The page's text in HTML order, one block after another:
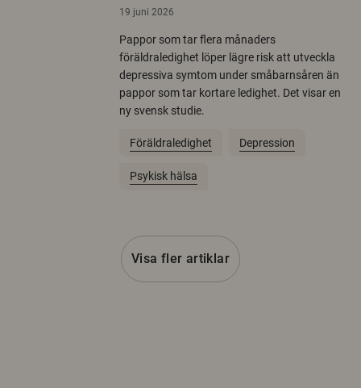
19 juni 2026
Pappor som tar flera månaders
föräldraledighet löper lägre risk att utveckla
depressiva symtom under småbarnsåren än
pappor som tar kortare ledighet. Det visar en
ny svensk studie.
Föräldraledighet Depression
Psykisk hälsa
Visa fler artiklar